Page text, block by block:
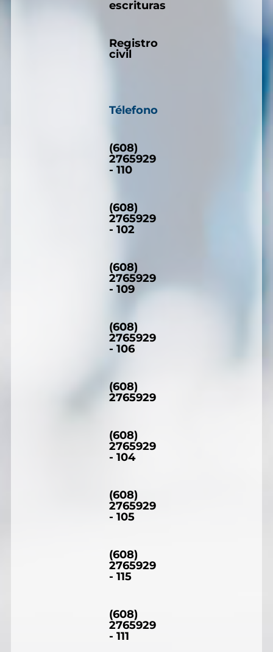
escrituras
Registro
civil
Télefono
(608)
2765929
- 110
(608)
2765929
- 102
(608)
2765929
- 109
(608)
2765929
- 106
(608)
2765929
(608)
2765929
- 104
(608)
2765929
- 105
(608)
2765929
- 115
(608)
2765929
- 111